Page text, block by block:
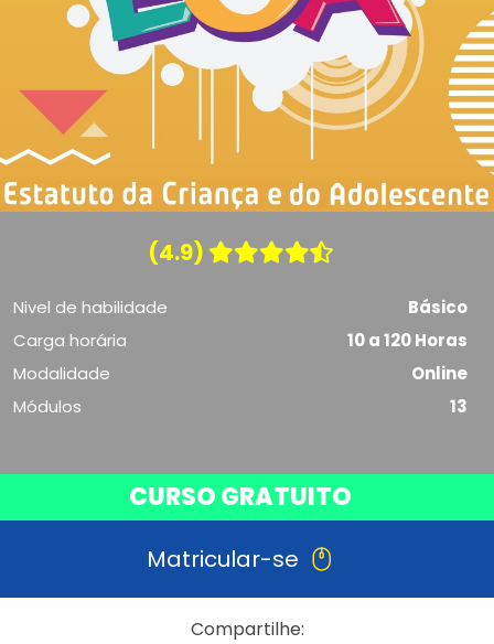
(4.9)
Nivel de habilidade
Básico
Carga horária
10 a 120 Horas
Modalidade
Online
Módulos
13
CURSO GRATUITO
Matricular-se
Compartilhe: